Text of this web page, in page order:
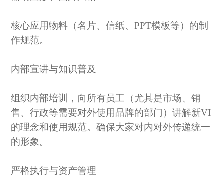
核心应用物料（名片、信纸、PPT模板等）的制
作规范。
内部宣讲与知识普及
组织内部培训，向所有员工（尤其是市场、销
售、行政等需要对外使用品牌的部门）讲解新VI
的理念和使用规范。确保大家对内对外传递统一
的形象。
严格执行与资产管理